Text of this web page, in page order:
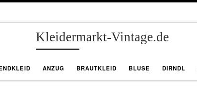
Kleidermarkt-Vintage.de
ANZUG BRAUTKLEID BLUSE DIRNDL